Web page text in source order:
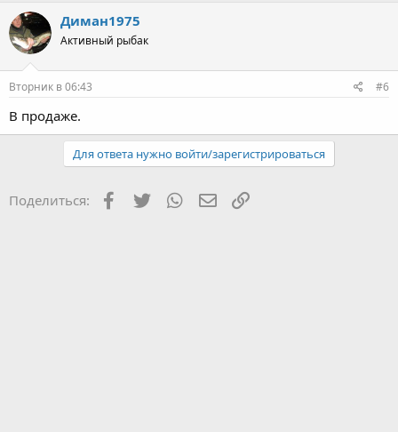
Диман1975
Активный рыбак
Вторник в 06:43 #6
В продаже.
Для ответа нужно войти/зарегистрироваться
Поделиться: Facebook
Twitter WhatsAppЭлектронная почта